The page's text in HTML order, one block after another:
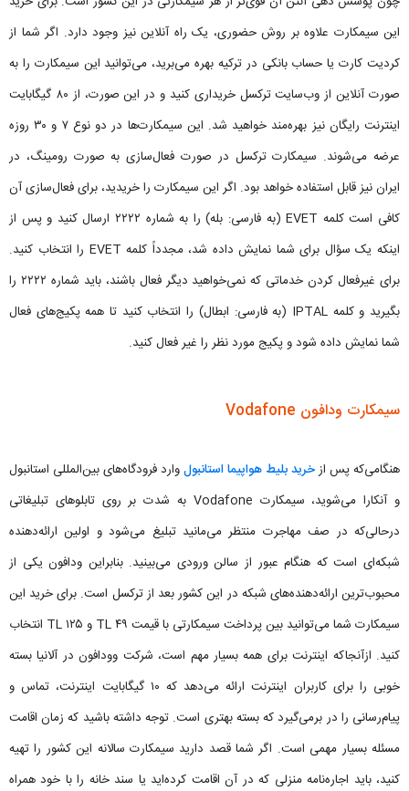
این سیمکارت علاوه بر روش حضوری، یک راه آنلاین نیز وجود دارد. اگر شما از
کردیت کارت یا حساب بانکی در ترکیه بهره می‌برید، می‌توانید این سیمکارت را به
صورت آنلاین از وب‌سایت ترکسل خریداری کنید و در این صورت، از ۸۰ گیگابایت
اینترنت رایگان نیز بهره‌مند خواهید شد. این سیمکارت‌ها در دو نوع ۷ و ۳۰ روزه
عرضه می‌شوند. سیمکارت ترکسل در صورت فعال‌سازی به صورت رومینگ، در
ایران نیز قابل استفاده خواهد بود. اگر این سیمکارت را خریدید، برای فعال‌سازی آن
کافی است کلمه EVET (به فارسی: بله) را به شماره ۲۲۲۲ ارسال کنید و پس از
اینکه یک سؤال برای شما نمایش داده شد، مجدداً کلمه EVET را انتخاب کنید.
برای غیرفعال کردن خدماتی که نمی‌خواهید دیگر فعال باشند، باید شماره ۲۲۲۲ را
بگیرید و کلمه IPTAL (به فارسی: ابطال) را انتخاب کنید تا همه پکیج‌های فعال
شما نمایش داده شود و پکیج مورد نظر را غیر فعال کنید.
سیمکارت ودافون Vodafone
هنگامی‌که پس ازخرید بلیط هواپیما استانبولوارد فرودگاه‌های بین‌المللی استانبول
و آنکارا می‌شوید، سیمکارت Vodafone به شدت بر روی تابلوهای تبلیغاتی
درحالی‌که در صف مهاجرت منتظر می‌مانید تبلیغ می‌شود و اولین ارائه‌دهنده
شبکه‌ای است که هنگام عبور از سالن ورودی می‌بینید. بنابراین ودافون یکی از
محبوب‌ترین ارائه‌دهنده‌های شبکه در این کشور بعد از ترکسل است. برای خرید این
سیمکارت شما می‌توانید بین پرداخت سیمکارتی با قیمت ۴۹ TL و ۱۲۵ TL انتخاب
کنید. ازآنجاکه اینترنت برای همه بسیار مهم است، شرکت وودافون در آلانیا بسته
خوبی را برای کاربران اینترنت ارائه می‌دهد که ۱۰ گیگابایت اینترنت، تماس و
پیام‌رسانی را در برمی‌گیرد که بسته بهتری است. توجه داشته باشید که زمان اقامت
مسئله بسیار مهمی است. اگر شما قصد دارید سیمکارت سالانه این کشور را تهیه
کنید، باید اجاره‌نامه منزلی که در آن اقامت کرده‌اید یا سند خانه را با خود همراه